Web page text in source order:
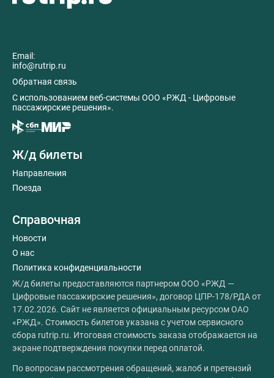
Email:
info@rutrip.ru
Обратная связь
C использованием веб-системы ООО «РЖД - Цифровые
пассажирские решения».
Ж/д билеты
Направления
Поезда
Справочная
Новости
О нас
Политика конфиденциальности
Ж/д билеты предоставляются партнером ООО «РЖД —
Цифровые пассажирские решения», договор ЦПР-178/РДА от
17.02.2026. Сайт не является официальным ресурсом ОАО
«РЖД». Стоимость билетов указана с учетом сервисного
сбора rutrip.ru. Итоговая стоимость заказа отображается на
экране подтверждения покупки перед оплатой.
По вопросам рассмотрения обращений, жалоб и претензий